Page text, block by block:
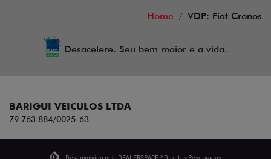
Home VDP: Fiat Cronos
Desacelere. Seu bem maior é a vida.
BARIGUI VEICULOS LTDA
79.763.884/0025-63
Desenvolvido pela DEALERSPACE ® Direitos Reservados.